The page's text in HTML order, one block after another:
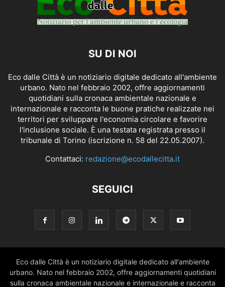
SU DI NOI
Eco dalle Città è un notiziario digitale dedicato all'ambiente
urbano. Nato nel febbraio 2002, offre aggiornamenti
quotidiani sulla cronaca ambientale nazionale e
internazionale e racconta le buone pratiche realizzate nei
territori per sviluppare l'economia circolare e favorire
l'inclusione sociale. È una testata registrata presso il
tribunale di Torino (iscrizione n. 58 del 22.05.2007).
Contattaci: redazione@ecodallecitta.it
SEGUICI
Eco dalle Città è un notiziario digitale dedicato all'ambiente
urbano. Nato nel febbraio 2002, offre aggiornamenti quotidiani
sulla cronaca ambientale nazionale e internazionale e racconta